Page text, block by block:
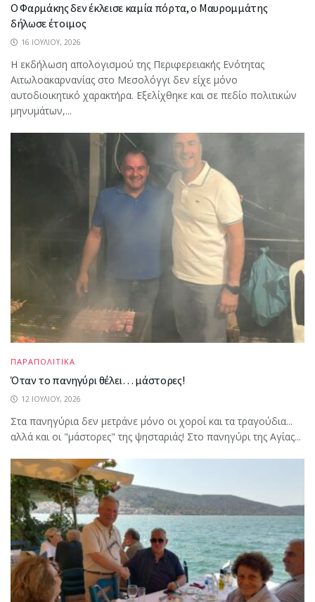
Ο Φαρμάκης δεν έκλεισε καμία πόρτα, ο Μαυρομμάτης
δήλωσε έτοιμος
16 ΙΟΥΛΊΟΥ, 2026
Η εκδήλωση απολογισμού της Περιφερειακής Ενότητας
Αιτωλοακαρνανίας στο Μεσολόγγι δεν είχε μόνο
αυτοδιοικητικό χαρακτήρα. Εξελίχθηκε και σε πεδίο πολιτικών
μηνυμάτων,...
ΠΑΡΑΠΟΛΙΤΙΚΑ
Όταν το πανηγύρι θέλει… μάστορες!
12 ΙΟΥΛΊΟΥ, 2026
Στα πανηγύρια δεν μετράνε μόνο οι χοροί και τα τραγούδια...
αλλά και οι "μάστορες" της ψησταριάς! Στο πανηγύρι της Αγίας...